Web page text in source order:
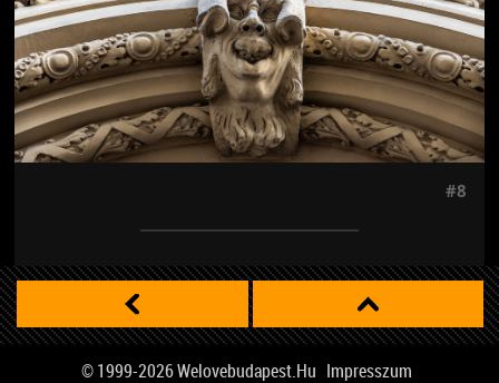
#8
© 1999-2026Welovebudapest.hu Impresszum